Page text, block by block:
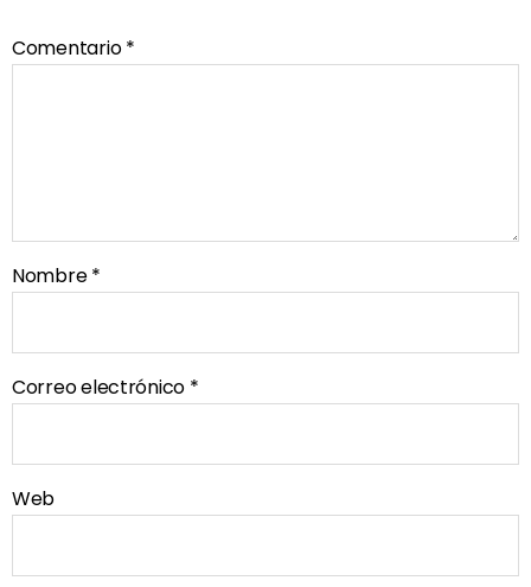
Comentario*
Nombre*
Correo electrónico *
Web